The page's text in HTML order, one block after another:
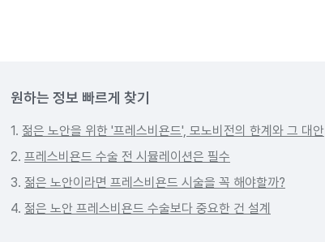
원하는 정보 빠르게 찾기
1. 젊은 노안을 위한 '프레스비욘드', 모노비전의 한계와 그 대안
2. 프레스비욘드 수술 전 시뮬레이션은 필수
3. 젊은 노안이라면 프레스비욘드 시술을 꼭 해야할까?
4. 젊은 노안 프레스비욘드 수술보다 중요한 건 설계